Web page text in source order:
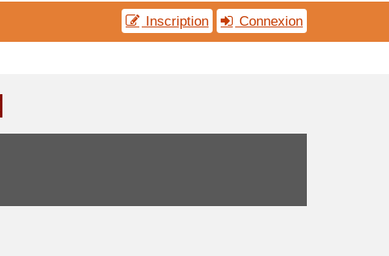
Inscription Connexion